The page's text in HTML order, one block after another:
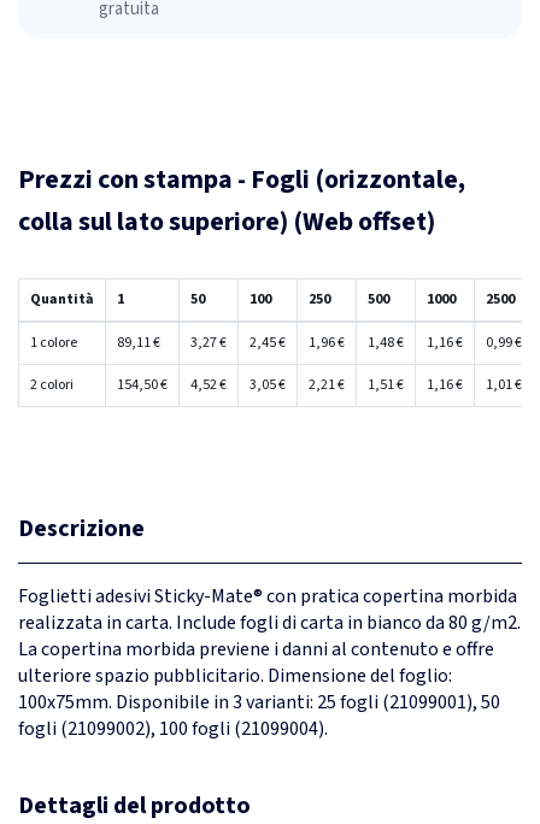
gratuita
Prezzi con stampa - Fogli (orizzontale,
colla sul lato superiore) (Web offset)
Quantità 1 50 100 250 500 1000 2500
1 colore 89,11 € 3,27 € 2,45 € 1,96 € 1,48 € 1,16 € 0,99 €
2 colori 154,50 € 4,52 € 3,05 € 2,21 € 1,51 € 1,16 € 1,01 €
Descrizione
Foglietti adesivi Sticky-Mate® con pratica copertina morbida
realizzata in carta. Include fogli di carta in bianco da 80 g/m2.
La copertina morbida previene i danni al contenuto e offre
ulteriore spazio pubblicitario. Dimensione del foglio:
100x75mm. Disponibile in 3 varianti: 25 fogli (21099001), 50
fogli (21099002), 100 fogli (21099004).
Dettagli del prodotto